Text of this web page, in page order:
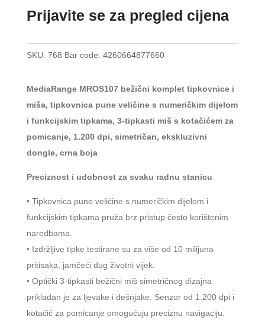
Prijavite se za pregled cijena
SKU: 768 Bar code: 4260664877660
MediaRange MROS107 bežični komplet tipkovnice i
miša, tipkovnica pune veličine s numeričkim dijelom
i funkcijskim tipkama, 3-tipkasti miš s kotačićem za
pomicanje, 1.200 dpi, simetričan, ekskluzivni
dongle, crna boja
Preciznost i udobnost za svaku radnu stanicu
• Tipkovnica pune veličine s numeričkim dijelom i
funkcijskim tipkama pruža brz pristup često korištenim
naredbama.
• Izdržljive tipke testirane su za više od 10 milijuna
pritisaka, jamčeći dug životni vijek.
• Optički 3-tipkasti bežični miš simetričnog dizajna
prikladan je za ljevake i dešnjake. Senzor od 1.200 dpi i
kotačić za pomicanje omogućuju preciznu navigaciju.